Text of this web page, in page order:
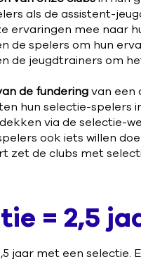
als de assistent-
ervaringen mee naar
de spelers om hun
de jeugdtrainers om
de funderingvan een
hun selectie-spelers
via de selectie-
ook iets willen
zet de clubs met
= 2,5
jaar met een selectie.